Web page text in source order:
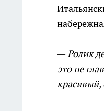
— Ролик
это не
красивый,